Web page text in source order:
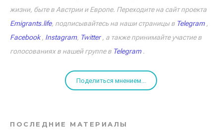
жизни, быте в Австрии и Европе. Переходите на сайт проекта
Emigrants.life, подписывайтесь на наши страницы в Telegram,
Facebook, Instagram, Twitter, а также принимайте участие в
голосованиях в нашей группе в Telegram.
Поделиться мнением...
ПОСЛЕДНИЕ МАТЕРИАЛЫ